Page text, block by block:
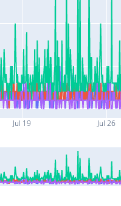
Jul 19 Jul 26